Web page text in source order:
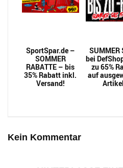
SportSpar.de –
SOMMER
RABATTE – bis
35% Rabatt inkl.
Versand!
SUMMER
bei
zu 65%
auf
Kein Kommentar